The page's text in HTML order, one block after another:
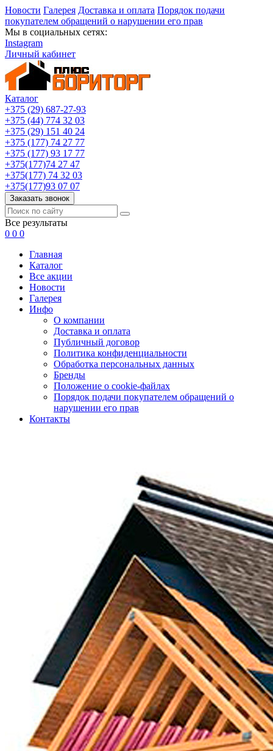
Новости Галерея Доставка и оплата Порядок подачи
покупателем обращений о нарушении его прав
Мы в социальных сетях:
Instagram
Личный кабинет
Каталог
+375 (29) 687-27-93
+375 (44) 774 32 03
+375 (29) 151 40 24
+375 (177) 74 27 77
+375 (177) 93 17 77
+375(177)74 27 47
+375(177) 74 32 03
+375(177)93 07 07
Заказать звонок
Все результаты
0 0 0
Главная
Каталог
Все акции
Новости
Галерея
Инфо
О компании
Доставка и оплата
Публичный договор
Политика конфиденциальности
Обработка персональных данных
Бренды
Положение о cookie-файлах
Порядок подачи покупателем обращений о
нарушении его прав
Контакты